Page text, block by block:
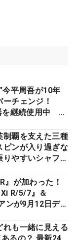
今平周吾が10年
チェンジ！
を継続使用中 #
制覇を支えた三種
ンが入り過ぎな
りやすいシャフ
セッティング
』が加わった！
R/5/7』＆
ンが9月12日デ
れも一緒に見える